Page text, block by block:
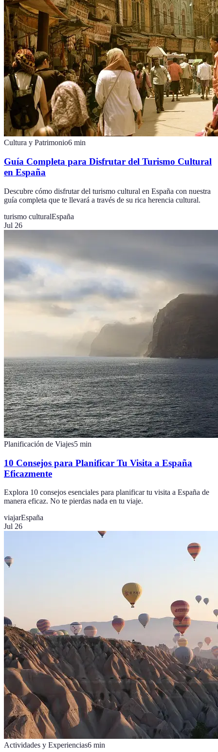
Cultura y Patrimonio6 min
Guía Completa para Disfrutar del Turismo Cultural
en España
Descubre cómo disfrutar del turismo cultural en España con nuestra
guía completa que te llevará a través de su rica herencia cultural.
turismo culturalEspaña
Jul 26
Planificación de Viajes5 min
10 Consejos para Planificar Tu Visita a España
Eficazmente
Explora 10 consejos esenciales para planificar tu visita a España de
manera eficaz. No te pierdas nada en tu viaje.
viajarEspaña
Jul 26
Actividades y Experiencias6 min